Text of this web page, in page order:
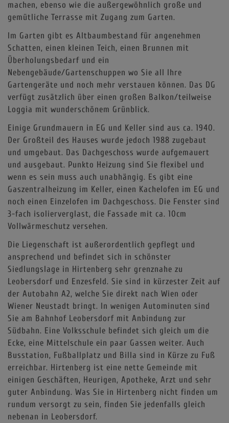
machen, ebenso wie die außergewöhnlich große und
gemütliche Terrasse mit Zugang zum Garten.
Im Garten gibt es Altbaumbestand für angenehmen
Schatten, einen kleinen Teich, einen Brunnen mit
Überholungsbedarf und ein
Nebengebäude/Gartenschuppen wo Sie all Ihre
Gartengeräte und noch mehr verstauen können. Das DG
verfügt zusätzlich über einen großen Balkon/teilweise
Loggia mit wunderschönem Grünblick.
Einige Grundmauern in EG und Keller sind aus ca. 1940.
Der Großteil des Hauses wurde jedoch 1988 zugebaut
und umgebaut. Das Dachgeschoss wurde aufgemauert
und ausgebaut. Punkto Heizung sind Sie flexibel und
wenn es sein muss auch unabhängig. Es gibt eine
Gaszentralheizung im Keller, einen Kachelofen im EG und
noch einen Einzelofen im Dachgeschoss. Die Fenster sind
3-fach isolierverglast, die Fassade mit ca. 10cm
Vollwärmeschutz versehen.
Die Liegenschaft ist außerordentlich gepflegt und
ansprechend und befindet sich in schönster
Siedlungslage in Hirtenberg sehr grenznahe zu
Leobersdorf und Enzesfeld. Sie sind in kürzester Zeit auf
der Autobahn A2, welche Sie direkt nach Wien oder
Wiener Neustadt bringt. In wenigen Autominuten sind
Sie am Bahnhof Leobersdorf mit Anbindung zur
Südbahn. Eine Volksschule befindet sich gleich um die
Ecke, eine Mittelschule ein paar Gassen weiter. Auch
Busstation, Fußballplatz und Billa sind in Kürze zu Fuß
erreichbar. Hirtenberg ist eine nette Gemeinde mit
einigen Geschäften, Heurigen, Apotheke, Arzt und sehr
guter Anbindung. Was Sie in Hirtenberg nicht finden um
rundum versorgt zu sein, finden Sie jedenfalls gleich
nebenan in Leobersdorf.